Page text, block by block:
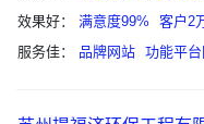
效果好：
满意度99% 客户2
服务佳：
品牌网站 功能平